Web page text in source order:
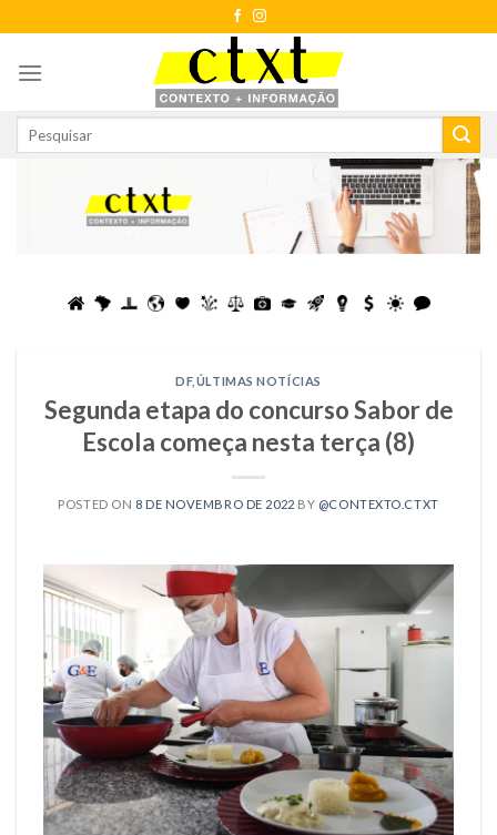
to
content
DF, ÚLTIMAS NOTÍCIAS
Segunda etapa do concurso Sabor de
Escola começa nesta terça (8)
POSTED ON 8 DE NOVEMBRO DE 2022 BY @CONTEXTO.CTXT